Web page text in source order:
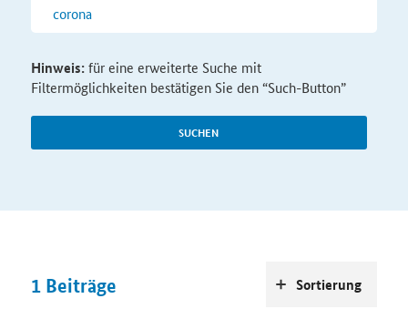
SUCHEN
Hinweis:für eine erweiterte Suche mit
Filtermöglichkeiten bestätigen Sie den “Such-Button”
1 Beiträge Sortierung